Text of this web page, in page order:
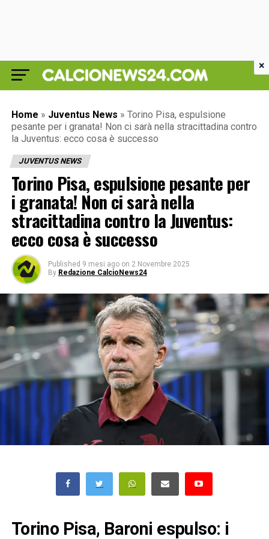
Home » Juventus News » Torino Pisa, espulsione
pesante per i granata! Non ci sarà nella stracittadina contro
la Juventus: ecco cosa è successo
JUVENTUS NEWS
Torino Pisa, espulsione pesante per
i granata! Non ci sarà nella
stracittadina contro la Juventus:
ecco cosa è successo
Published 9 mesi ago on 2 Novembre 2025
By Redazione CalcioNews24
Torino Pisa, Baroni espulso: i
×